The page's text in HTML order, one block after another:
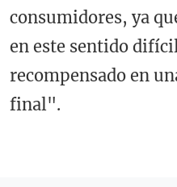
consumidores, ya
en este sentido
recompensado en
final".